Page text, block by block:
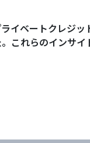
イベートクレジッ
これらのインサイ